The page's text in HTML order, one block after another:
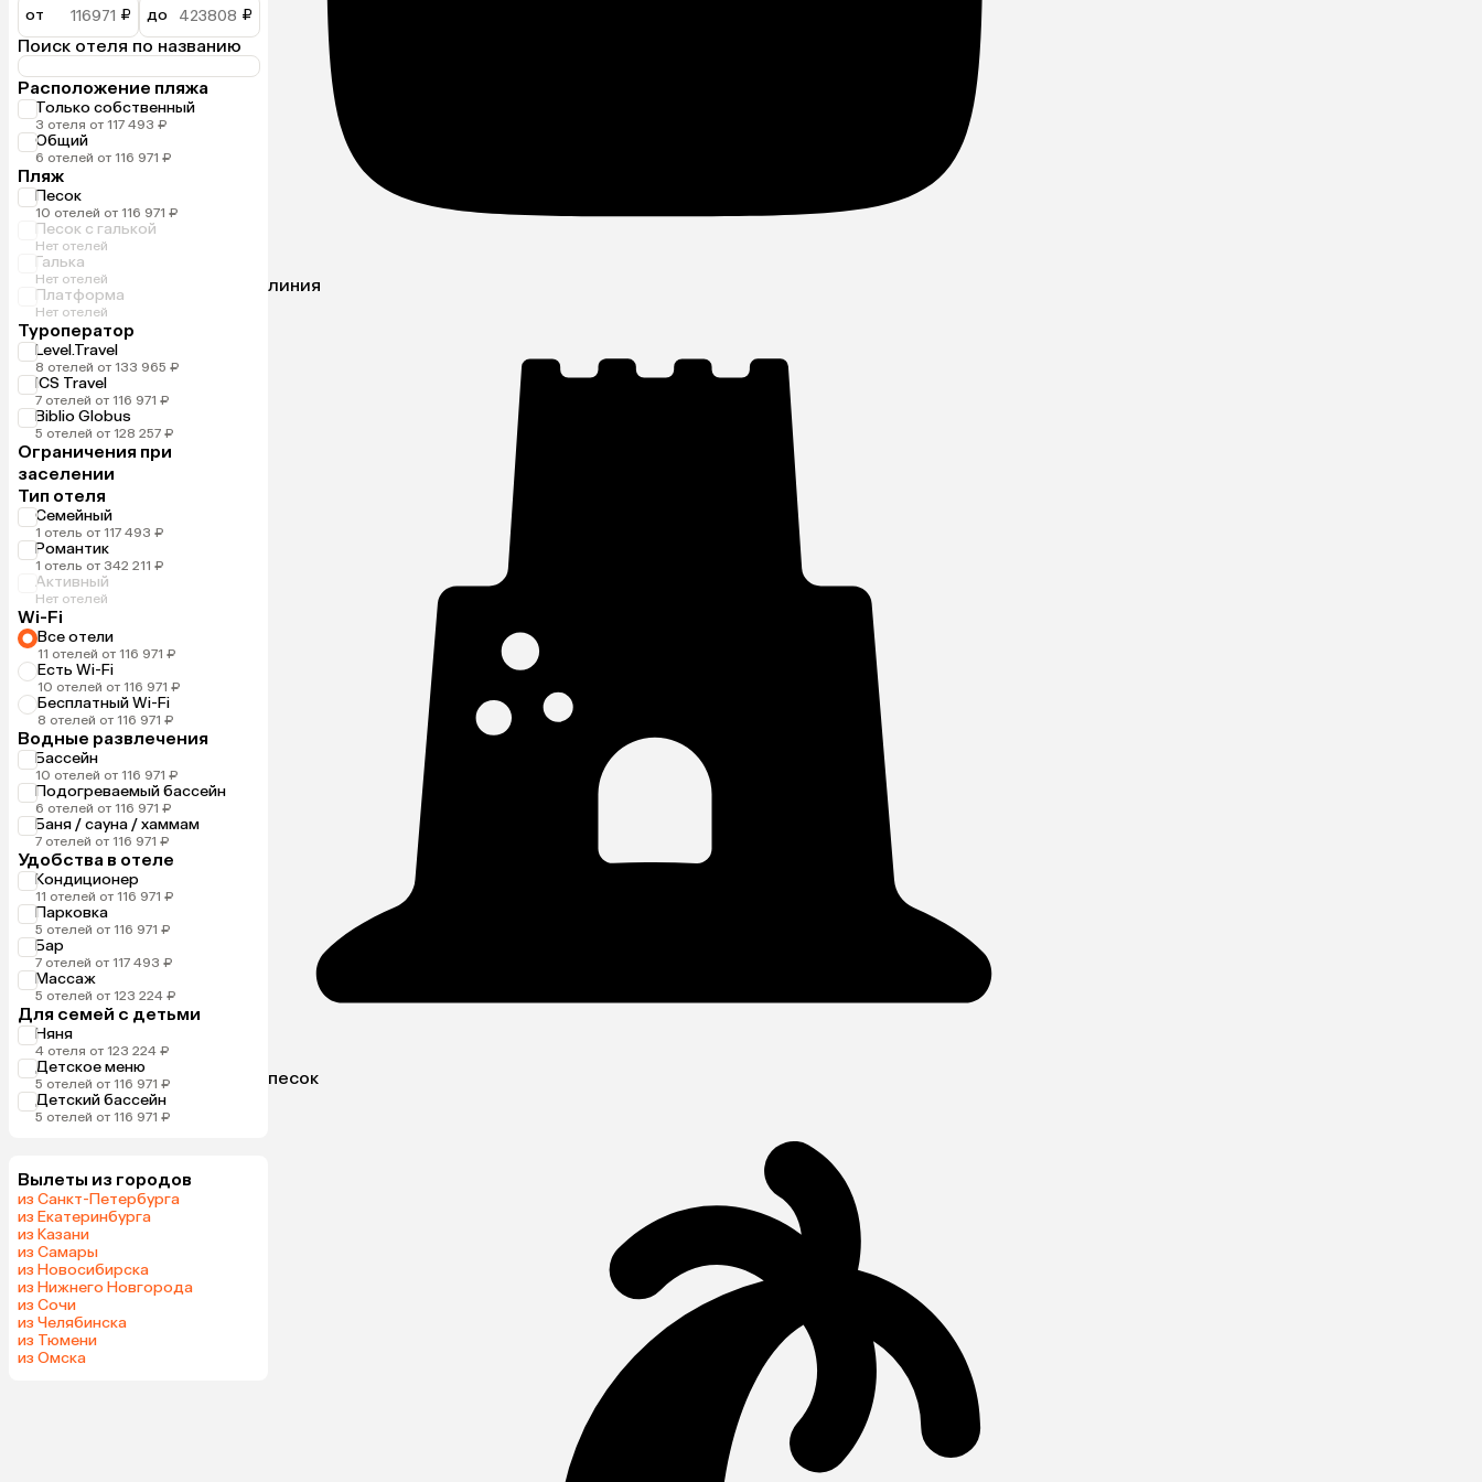
от ₽ до ₽
Поиск отеля по названию
Расположение пляжа
Только собственный
3 отеля от 117 493 ₽
Общий
6 отелей от 116 971 ₽
Пляж
Песок
10 отелей от 116 971 ₽
Песок с галькой
Нет отелей
Галька
Нет отелей
Платформа
Нет отелей
Туроператор
Level.Travel
8 отелей от 133 965 ₽
ICS Travel
7 отелей от 116 971 ₽
Biblio Globus
5 отелей от 128 257 ₽
Ограничения при
заселении
Тип отеля
Семейный
1 отель от 117 493 ₽
Романтик
1 отель от 342 211 ₽
Активный
Нет отелей
Wi-Fi
Все отели
11 отелей от 116 971 ₽
Есть Wi-Fi
10 отелей от 116 971 ₽
Бесплатный Wi-Fi
8 отелей от 116 971 ₽
Водные развлечения
Бассейн
10 отелей от 116 971 ₽
Подогреваемый бассейн
6 отелей от 116 971 ₽
Баня / сауна / хаммам
7 отелей от 116 971 ₽
Удобства в отеле
Кондиционер
11 отелей от 116 971 ₽
Парковка
5 отелей от 116 971 ₽
Бар
7 отелей от 117 493 ₽
Массаж
5 отелей от 123 224 ₽
Для семей с детьми
Няня
4 отеля от 123 224 ₽
Детское меню
5 отелей от 116 971 ₽
Детский бассейн
5 отелей от 116 971 ₽
Вылеты из городов
из Санкт-Петербурга
из Екатеринбурга
из Казани
из Самары
из Новосибирска
из Нижнего Новгорода
из Сочи
из Челябинска
из Тюмени
из Омска
линия
песок